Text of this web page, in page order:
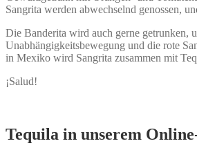
Sangrita werden abwechselnd genossen,
Die Banderita wird auch gerne getrunken,
Unabhängigkeitsbewegung und die rote
in Mexiko wird Sangrita zusammen mit
¡Salud!
Tequila in unserem